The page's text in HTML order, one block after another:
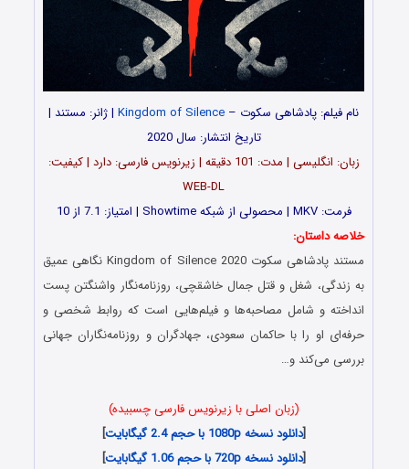
نام فیلم: پادشاهی سکوت – Kingdom of Silence | ژانر: مستند |
تاریخ انتشار: سال 2020
زبان: انگلیسی | مدت: 101 دقیقه | زیرنویس فارسی: دارد | کیفیت:
WEB-DL
فرمت: MKV | محصولی از شبکه Showtime | امتیاز: 7.1 از 10
خلاصه داستان:
مستند پادشاهی سکوت Kingdom of Silence 2020 نگاهی عمیق
به زندگی، شغل و قتل جمال خاشقچی، روزنامه‌نگار واشنگتن پست
انداخته و شامل مصاحبه‌ها و فیلم‌هایی است که روابط شخصی و
حرفه‌ای او را با حاکمان سعودی، جهادگران و روزنامه‌نگاران جهانی
بررسی می‌کند و…
(زبان اصلی با زیرنویس فارسی چسبیده)
[دانلود نسخه 1080p با حجم 2.4 گیگابایت
]
[دانلود نسخه 720p با حجم 1.06 گیگابایت
]